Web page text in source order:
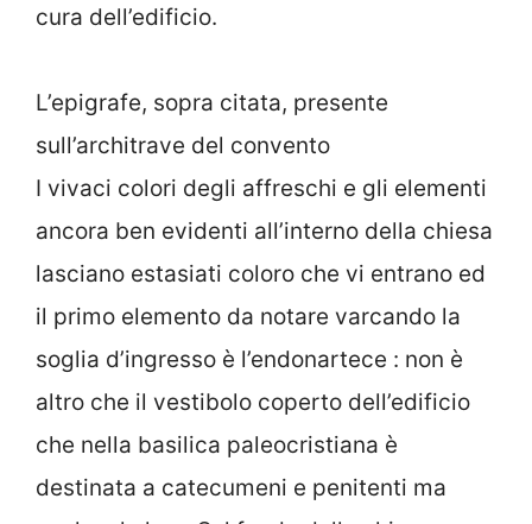
cura dell’edificio.
L’epigrafe, sopra citata, presente
sull’architrave del convento
I vivaci colori degli affreschi e gli elementi
ancora ben evidenti all’interno della chiesa
lasciano estasiati coloro che vi entrano ed
il primo elemento da notare varcando la
soglia d’ingresso è l’endonartece : non è
altro che il vestibolo coperto dell’edificio
che nella basilica paleocristiana è
destinata a catecumeni e penitenti ma